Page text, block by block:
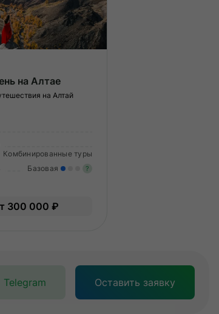
на Алтае
на Алтай
Комбинированные туры
Базовая ?
300 000 ₽
Telegram Оставить заявку